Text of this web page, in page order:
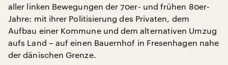
aller linken Bewegungen der 70er- und frühen 80er-
Jahre: mit ihrer Politisierung des Privaten, dem
Aufbau einer Kommune und dem alternativen Umzug
aufs Land – auf einen Bauernhof in Fresenhagen nahe
der dänischen Grenze.